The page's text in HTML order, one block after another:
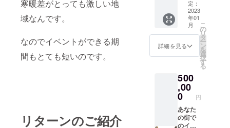
寒暖差がとっても激しい地
域なんです。
なのでイベントができる期
間もとても短いのです。
リターンのご紹介
の提供
になり
ます。
北海道
北見市
より30
キロ範
す。 そ
れ以上
の距離
の場合
はご相
談くだ
さい。
ポン
サー大
募集で
す。 店
舗のお
客様に
見える
前のプ
レート
をはら
させて
いただ
きま
す。 お
定：
2023
年01
月
詳細を見る
こ
の
リ
タ
ー
ン
を
選
択
す
る
500
,00
0 円
あなた
の街で
のイベ